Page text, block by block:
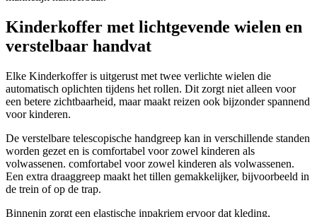
Kinderkoffer met lichtgevende wielen en
verstelbaar handvat
Elke Kinderkoffer is uitgerust met twee verlichte wielen die
automatisch oplichten tijdens het rollen. Dit zorgt niet alleen voor
een betere zichtbaarheid, maar maakt reizen ook bijzonder spannend
voor kinderen.
De verstelbare telescopische handgreep kan in verschillende standen
worden gezet en is comfortabel voor zowel kinderen als
volwassenen. comfortabel voor zowel kinderen als volwassenen.
Een extra draaggreep maakt het tillen gemakkelijker, bijvoorbeeld in
de trein of op de trap.
Binnenin zorgt een elastische inpakriem ervoor dat kleding,